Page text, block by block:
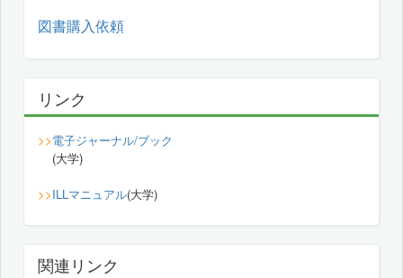
図書購入依頼
リンク
>>電子ジャーナル/ブック
(大学)
>>ILLマニュアル(大学)
関連リンク